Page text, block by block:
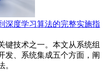
深度学习算法的完整实施指
键技术之一。本文从系统组
发、系统集成五个方面，阐
。